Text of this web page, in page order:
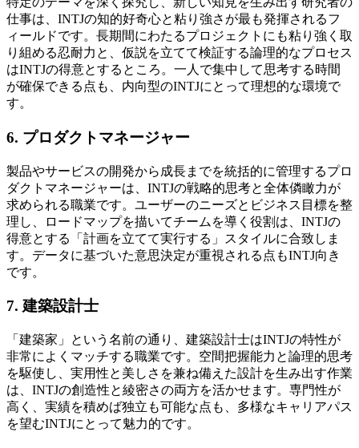
仕事は、INTJの知的好奇心と粘り強さが最も発揮されるフ
ィールドです。長期間にわたるプロジェクトにも粘り強く取
り組める忍耐力と、仮説を立てて検証する論理的なプロセス
はINTJの得意とするところ。一人で集中して思考する時間
が確保できる点も、内向型のINTJにとって理想的な環境で
す。
6. プロダクトマネージャー
製品やサービスの開発から成長までを統括的に管理するプロ
ダクトマネージャーは、INTJの戦略的思考と全体僯瞰力が
求められる職業です。ユーザーのニーズとビジネス目標を整
理し、ロードマップを描いてチームを導く役割は、INTJの
得意とする「計画を立てて実行する」スタイルに合致しま
す。データに基づいた意思決定が重視される点もINTJ向き
です。
7. 建築設計士
「建築家」という名前の通り、建築設計士はINTJの特性が
非常によくマッチする職業です。空間把握能力と論理的思考
を駆使し、実用性と美しさを兼ね備えた設計を生み出す作業
は、INTJの創造性と綾密さの両方を活かせます。専門性が
高く、実績を積めば独立も可能な点も、多様なキャリアパス
を望むINTJにとって魅力的です。